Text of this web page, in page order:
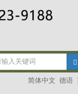
简体中文 德语